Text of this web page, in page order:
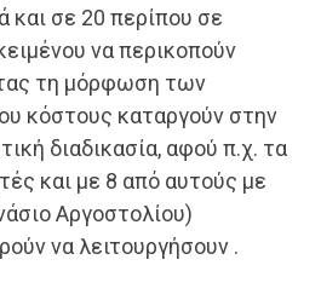
και σε 20 περίπου σε
να περικοπούν
τη μόρφωση των
κόστους καταργούν στην
διαδικασία, αφού π.χ. τα
και με 8 από αυτούς με
Αργοστολίου)
να λειτουργήσουν .